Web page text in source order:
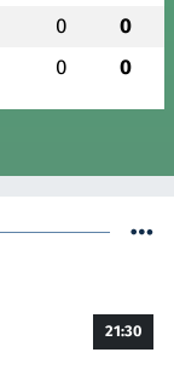
0 0
0 0
21:30